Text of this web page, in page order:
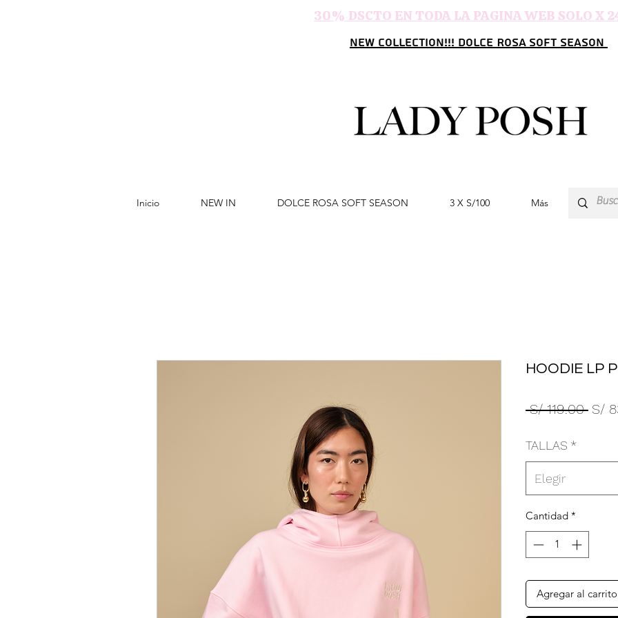
30% DSCTO EN TODA LA PAGINA WEB SOLO X
NEW COLLECTION!!! DOLCE ROSA SOFT SEASON
Inicio NEW IN DOLCE ROSA SOFT SEASON 3 X S/100 Más
HOODIE LP
S/ 119.00 S/
TALLAS *
Elegir
Cantidad *
Agregar al carrito